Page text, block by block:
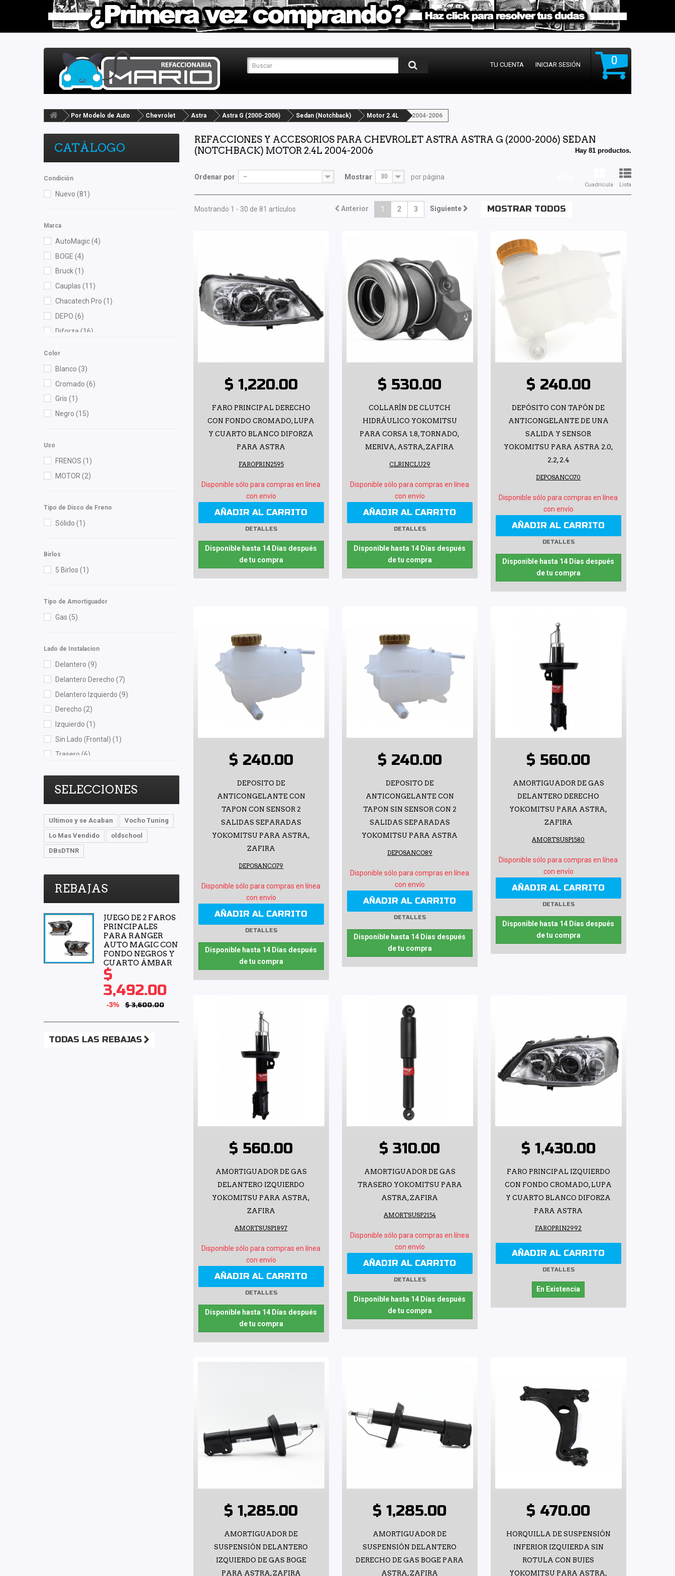
0
TU CUENTA INICIAR SESIÓN
Por Modelo de Auto Chevrolet Astra Astra G (2000-2006) Sedan (Notchback) Motor 2.4L 2004-2006
CATÁLOGO
Condición
Nuevo (81)
Marca
AutoMagic(4)
BOGE (4)
Bruck(1)
Cauplas (11)
Chacatech Pro (1)
DEPO (6)
Diforza (16)
Superseal(1)
SYD (1)
Wagner(1)
Yokomitsu
Color
Blanco (3)
Cromado (6)
Gris (1)
Negro (15)
Uso
FRENOS (1)
MOTOR (2)
Tipo de Disco de Freno
Sólido (1)
Birlos
5 Birlos (1)
Tipo de Amortiguador
Gas (5)
Lado de Instalacion
Delantero (9)
Delantero Derecho (7)
Delantero Izquierdo (9)
Derecho (2)
Izquierdo (1)
Sin Lado (Frontal) (1)
Trasero (6)
Trasero Izquierdo (2)
SELECCIONES
Ultimos y se Acaban
Vocho Tuning
Lo Mas Vendido
oldschool
DBsDTNR
REBAJAS
JUEGO DE 2 FAROS
PRINCIPALES
PARA RANGER
AUTO MAGIC CON
FONDO NEGROS Y
CUARTO ÁMBAR
$
3,492.00
-3% $ 3,600.00
TODAS LAS REBAJAS
REFACCIONES Y ACCESORIOS PARA CHEVROLET ASTRA ASTRA G (2000-2006) SEDAN
(NOTCHBACK) MOTOR 2.4L 2004-2006
Hay 81 productos.
Cuadrícula Lista
Ordenar por -- Mostrar 30 por página
MOSTRAR TODOS
Anterior 1 2 3 Siguiente
Mostrando 1 - 30 de 81 artículos
$ 1,220.00
FARO PRINCIPAL DERECHO
CON FONDO CROMADO, LUPA
Y CUARTO BLANCO DIFORZA
PARA ASTRA
FAROPRIN2595
Disponible sólo para compras en línea
con envío
AÑADIR AL CARRITO
DETALLES
Disponible hasta 14 Días después
de tu compra
$ 530.00
COLLARÍN DE CLUTCH
HIDRÁULICO YOKOMITSU
PARA CORSA 1.8, TORNADO,
MERIVA, ASTRA, ZAFIRA
CLRINCLU29
Disponible sólo para compras en línea
con envío
AÑADIR AL CARRITO
DETALLES
Disponible hasta 14 Días después
de tu compra
$ 240.00
DEPÓSITO CON TAPÓN DE
ANTICONGELANTE DE UNA
SALIDA Y SENSOR
YOKOMITSU PARA ASTRA 2.0,
2.2, 2.4
DEPOSANCO70
Disponible sólo para compras en línea
con envío
AÑADIR AL CARRITO
DETALLES
Disponible hasta 14 Días después
de tu compra
$ 240.00
DEPOSITO DE
ANTICONGELANTE CON
TAPON CON SENSOR 2
SALIDAS SEPARADAS
YOKOMITSU PARA ASTRA,
ZAFIRA
DEPOSANCO79
Disponible sólo para compras en línea
con envío
AÑADIR AL CARRITO
DETALLES
Disponible hasta 14 Días después
de tu compra
$ 240.00
DEPOSITO DE
ANTICONGELANTE CON
TAPON SIN SENSOR CON 2
SALIDAS SEPARADAS
YOKOMITSU PARA ASTRA
DEPOSANCO89
Disponible sólo para compras en línea
con envío
AÑADIR AL CARRITO
DETALLES
Disponible hasta 14 Días después
de tu compra
$ 560.00
AMORTIGUADOR DE GAS
DELANTERO DERECHO
YOKOMITSU PARA ASTRA,
ZAFIRA
AMORTSUSP1580
Disponible sólo para compras en línea
con envío
AÑADIR AL CARRITO
DETALLES
Disponible hasta 14 Días después
de tu compra
$ 560.00
AMORTIGUADOR DE GAS
DELANTERO IZQUIERDO
YOKOMITSU PARA ASTRA,
ZAFIRA
AMORTSUSP1897
Disponible sólo para compras en línea
con envío
AÑADIR AL CARRITO
DETALLES
Disponible hasta 14 Días después
de tu compra
$ 310.00
AMORTIGUADOR DE GAS
TRASERO YOKOMITSU PARA
ASTRA, ZAFIRA
AMORTSUSP2154
Disponible sólo para compras en línea
con envío
AÑADIR AL CARRITO
DETALLES
Disponible hasta 14 Días después
de tu compra
$ 1,430.00
FARO PRINCIPAL IZQUIERDO
CON FONDO CROMADO, LUPA
Y CUARTO BLANCO DIFORZA
PARA ASTRA
FAROPRIN2992
AÑADIR AL CARRITO
DETALLES
En Existencia
$ 1,285.00
AMORTIGUADOR DE
SUSPENSIÓN DELANTERO
IZQUIERDO DE GAS BOGE
PARA ASTRA, ZAFIRA
$ 1,285.00
AMORTIGUADOR DE
SUSPENSIÓN DELANTERO
DERECHO DE GAS BOGE PARA
ASTRA, ZAFIRA
$ 470.00
HORQUILLA DE SUSPENSIÓN
INFERIOR IZQUIERDA SIN
ROTULA CON BUJES
YOKOMITSU PARA ASTRA,